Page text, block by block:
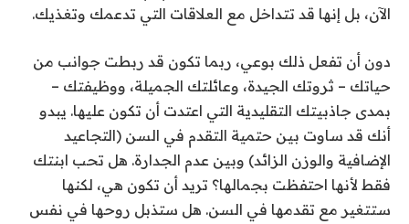
الآن، بل إنها قد تتداخل مع العلاقات التي تدعمك وتغذيك.
دون أن تفعل ذلك بوعي، ربما تكون قد ربطت جوانب من
حياتك – ثروتك الجيدة، وعائلتك الجميلة، ووظيفتك –
بمدى جاذبيتك التقليدية التي اعتدت أن تكون عليها. يبدو
أنك قد ساوت بين حتمية التقدم في السن (التجاعيد
الإضافية والوزن الزائد) وبين عدم الجدارة. هل تحب ابنتك
فقط لأنها احتفظت بجمالها؟ تريد أن تكون هي، لكنها
ستتغير مع تقدمها في السن. هل ستذبل روحها في نفس